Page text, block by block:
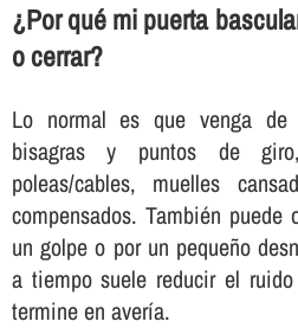
¿Por qué mi puerta
o cerrar?
Lo normal es que venga
bisagras y puntos de
poleas/cables, muelles
compensados. También
un golpe o por un pequeño
a tiempo suele reducir el
termine en avería.